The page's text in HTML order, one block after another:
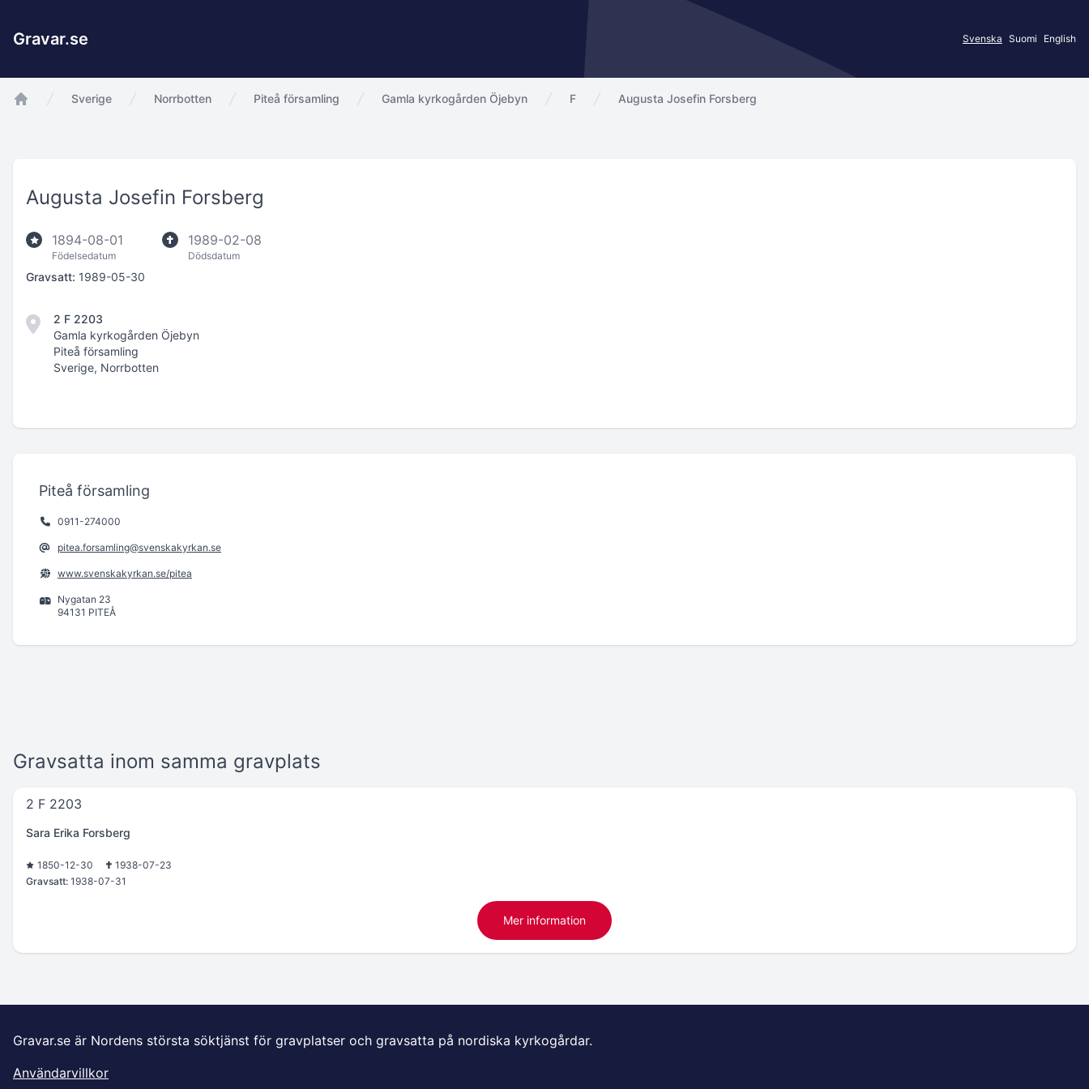
Gravar.se Svenska Suomi English
Sverige Norrbotten Piteå församling Gamla kyrkogården Öjebyn F Augusta Josefin Forsberg
Augusta Josefin Forsberg
1894-08-01
Födelsedatum
1989-02-08
Dödsdatum
Gravsatt: 1989-05-30
2 F 2203
Gamla kyrkogården Öjebyn
Piteå församling
Sverige, Norrbotten
Piteå församling
0911-274000
pitea.forsamling@svenskakyrkan.se
www.svenskakyrkan.se/pitea
Nygatan 23
94131 PITEÅ
Gravsatta inom samma gravplats
2 F 2203
Sara Erika Forsberg
1850-12-30
1938-07-23
Gravsatt: 1938-07-31
Mer information
Gravar.se är Nordens största söktjänst för gravplatser och gravsatta på nordiska kyrkogårdar.
Användarvillkor